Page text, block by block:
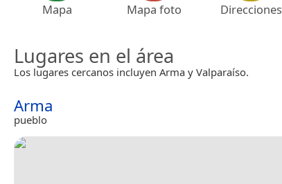
Mapa Mapa foto Direcciones
Lugares en el área
Los lugares cercanos incluyen Arma y Valparaíso.
Arma
pueblo